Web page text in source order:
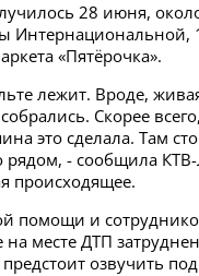
28 июня,
Интернациональной,
«Пятёрочка».
лежит. Вроде,
Скорее
это сделала. Там
рядом, - сообщила
происходящее.
помощи и
месте ДТП
озвучить